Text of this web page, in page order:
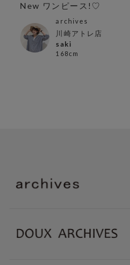
New ワンピース!♡
archives
川崎アトレ店
saki
168cm